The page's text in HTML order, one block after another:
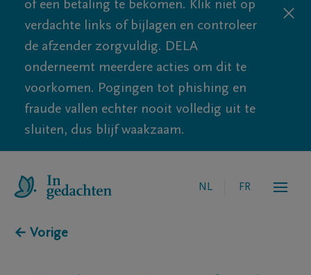
of een betaling te bekomen. Klik niet op
verdachte links of bijlagen en controleer
de afzender zorgvuldig. DELA
onderneemt meerdere acties om dit te
voorkomen. Pogingen tot phishing en
fraude vallen echter nooit volledig uit te
sluiten, dus blijf waakzaam.
NL FR
← Vorige